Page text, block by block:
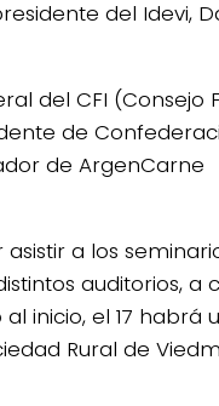
del Idevi,
del CFI (Consejo
de
de ArgenCarne
a los
auditorios, a
inicio, el 17 habrá
Rural de